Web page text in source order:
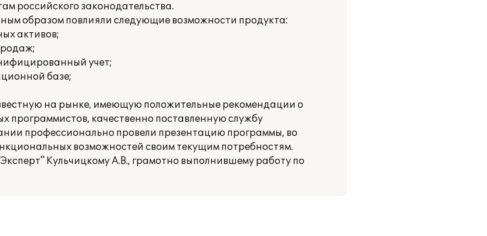
российского законодательства.
образом повлияли следующие возможности продукта:
активов;
учет;
базе;
на рынке, имеющую положительные рекомендации о
качественно поставленную службу
профессионально провели презентацию программы, во
возможностей своим текущим потребностям.
Кульчицкому А.В., грамотно выполнившему работу по